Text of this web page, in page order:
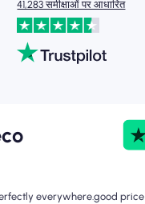
41,283 समीक्षाओं पर आधारित
everywhere.good price